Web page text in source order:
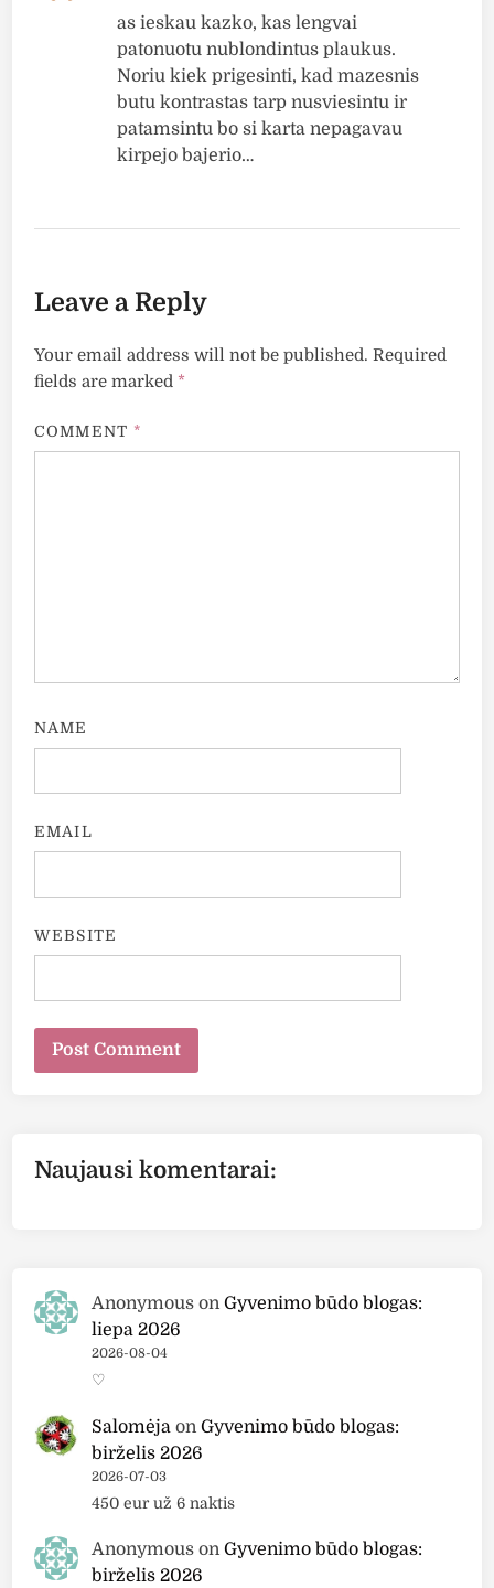
as ieskau kazko, kas lengvai
patonuotu nublondintus plaukus.
Noriu kiek prigesinti, kad mazesnis
butu kontrastas tarp nusviesintu ir
patamsintu bo si karta nepagavau
kirpejo bajerio…
Leave a Reply
Your email address will not be published. Required
fields are marked *
COMMENT *
NAME
EMAIL
WEBSITE
Naujausi komentarai:
Anonymous onGyvenimo būdo blogas:
liepa 2026
2026-08-04
♡
Salomėja onGyvenimo būdo blogas:
birželis 2026
2026-07-03
450 eur už 6 naktis
Anonymous onGyvenimo būdo blogas:
birželis 2026